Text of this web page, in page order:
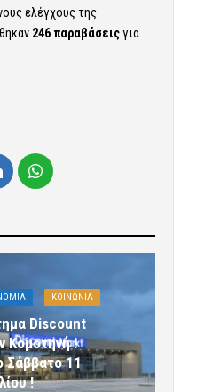
ελέγχους της
246 παραβάσειςγια
ΚΟΙΝΩΝΙΑ
Discount
Κομοτηνή !
Σάββατο 11
!